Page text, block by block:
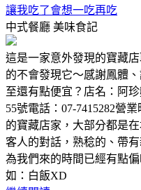
讓我吃了會想一吃再吃
中式餐廳 美味食記
這是一家意外發現的寶藏
的不會發現它～感謝鳳體
至還有點便宜？店名：阿
55號電話：07-7415282營
的寶藏店家，大部分都是
客人的對話，熟稔的、帶
為我們來的時間已經有點
如：白飯XD